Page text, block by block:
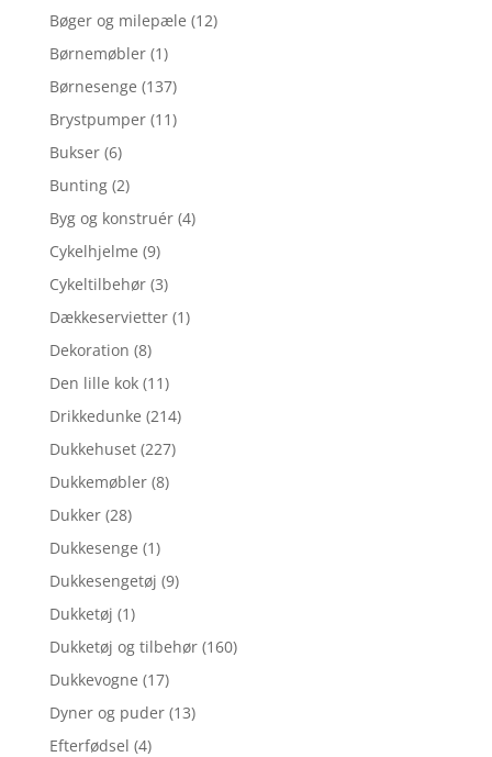
Bøger og milepæle (12)
Børnemøbler (1)
Børnesenge (137)
Brystpumper (11)
Bukser (6)
Bunting (2)
Byg og konstruér (4)
Cykelhjelme (9)
Cykeltilbehør (3)
Dækkeservietter (1)
Dekoration (8)
Den lille kok (11)
Drikkedunke (214)
Dukkehuset (227)
Dukkemøbler (8)
Dukker (28)
Dukkesenge (1)
Dukkesengetøj (9)
Dukketøj (1)
Dukketøj og tilbehør (160)
Dukkevogne (17)
Dyner og puder (13)
Efterfødsel (4)